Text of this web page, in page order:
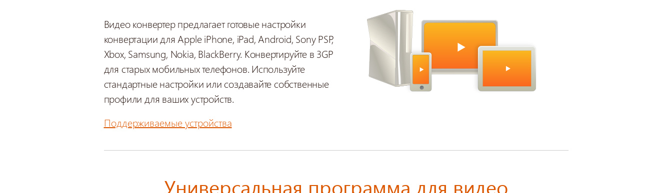
Видео конвертер предлагает готовые настройки
конвертации для Apple iPhone, iPad, Android, Sony PSP,
Xbox, Samsung, Nokia, BlackBerry. Конвертируйте в 3GP
для старых мобильных телефонов. Используйте
стандартные настройки или создавайте собственные
профили для ваших устройств.
Поддерживаемые устройства
Универсальная программа для видео